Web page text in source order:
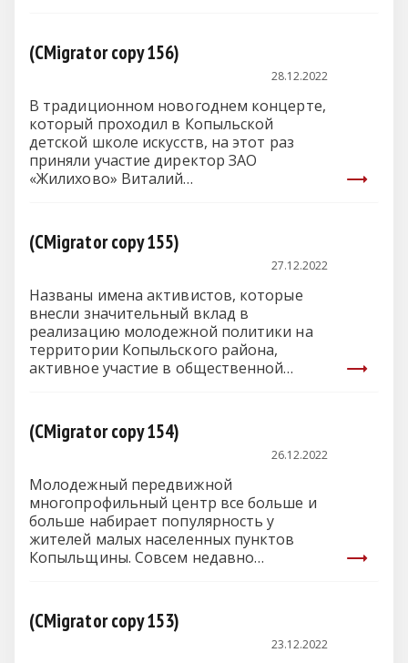
(CMigrator copy 156)
28.12.2022
В традиционном новогоднем концерте,
который проходил в Копыльской
детской школе искусств, на этот раз
приняли участие директор ЗАО
«Жилихово» Виталий…
(CMigrator copy 155)
27.12.2022
Названы имена активистов, которые
внесли значительный вклад в
реализацию молодежной политики на
территории Копыльского района,
активное участие в общественной
(CMigrator copy 154)
26.12.2022
Молодежный передвижной
многопрофильный центр все больше и
больше набирает популярность у
жителей малых населенных пунктов
Копыльщины. Совсем недавно
(CMigrator copy 153)
23.12.2022